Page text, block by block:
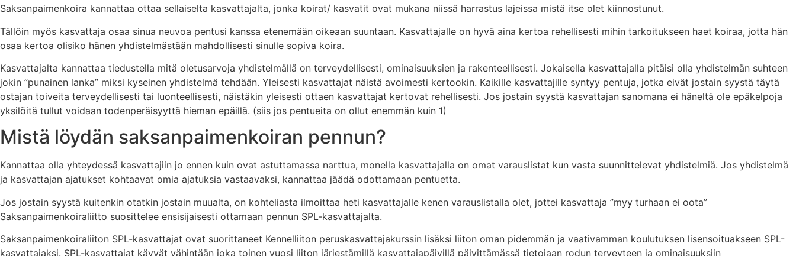
Saksanpaimenkoira kannattaa ottaa sellaiselta kasvattajalta, jonka koirat/ kasvatit ovat mukana niissä harrastus lajeissa mistä itse olet kiinnostunut.
Tällöin myös kasvattaja osaa sinua neuvoa pentusi kanssa etenemään oikeaan suuntaan. Kasvattajalle on hyvä aina kertoa rehellisesti mihin tarkoitukseen haet koiraa, jotta hän
osaa kertoa olisiko hänen yhdistelmästään mahdollisesti sinulle sopiva koira.
Kasvattajalta kannattaa tiedustella mitä oletusarvoja yhdistelmällä on terveydellisesti, ominaisuuksien ja rakenteellisesti. Jokaisella kasvattajalla pitäisi olla yhdistelmän suhteen
jokin ”punainen lanka” miksi kyseinen yhdistelmä tehdään. Yleisesti kasvattajat näistä avoimesti kertookin. Kaikille kasvattajille syntyy pentuja, jotka eivät jostain syystä täytä
ostajan toiveita terveydellisesti tai luonteellisesti, näistäkin yleisesti ottaen kasvattajat kertovat rehellisesti. Jos jostain syystä kasvattajan sanomana ei häneltä ole epäkelpoja
yksilöitä tullut voidaan todenperäisyyttä hieman epäillä. (siis jos pentueita on ollut enemmän kuin 1)
Mistä löydän saksanpaimenkoiran pennun?
Kannattaa olla yhteydessä kasvattajiin jo ennen kuin ovat astuttamassa narttua, monella kasvattajalla on omat varauslistat kun vasta suunnittelevat yhdistelmiä. Jos yhdistelmä
ja kasvattajan ajatukset kohtaavat omia ajatuksia vastaavaksi, kannattaa jäädä odottamaan pentuetta.
Jos jostain syystä kuitenkin otatkin jostain muualta, on kohteliasta ilmoittaa heti kasvattajalle kenen varauslistalla olet, jottei kasvattaja ”myy turhaan ei oota”
Saksanpaimenkoiraliitto suosittelee ensisijaisesti ottamaan pennun SPL-kasvattajalta.
Saksanpaimenkoiraliiton SPL-kasvattajat ovat suorittaneet Kennelliiton peruskasvattajakurssin lisäksi liiton oman pidemmän ja vaativamman koulutuksen lisensoituakseen SPL-
kasvattajaksi. SPL-kasvattajat käyvät vähintään joka toinen vuosi liiton järjestämillä kasvattajapäivillä päivittämässä tietojaan rodun terveyteen ja ominaisuuksiin